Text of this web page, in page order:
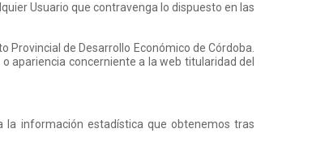
Usuario que contravenga lo dispuesto en las
de Desarrollo Económico de Córdoba.
apariencia concerniente a la web titularidad del
la información estadística que obtenemos tras